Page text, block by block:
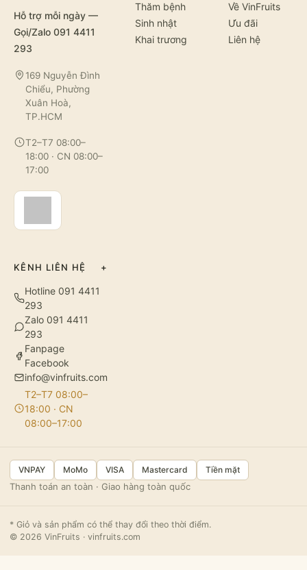
Hỗ trợ mỗi ngày —
Gọi/Zalo 091 4411
293
169 Nguyễn Đình
Chiểu, Phường
Xuân Hoà,
TP.HCM
T2–T7 08:00–
18:00 · CN 08:00–
17:00
Thăm bệnh
Sinh nhật
Khai trương
Về VinFruits
Ưu đãi
Liên hệ
KÊNH LIÊN HỆ +
Hotline 091 4411
293
Zalo 091 4411
293
Fanpage
Facebook
info@vinfruits.com
T2–T7 08:00–
18:00 · CN
08:00–17:00
VNPAY MoMo VISA Mastercard Tiền mặt
Thanh toán an toàn · Giao hàng toàn quốc
* Giỏ và sản phẩm có thể thay đổi theo thời điểm.
© 2026 VinFruits · vinfruits.com